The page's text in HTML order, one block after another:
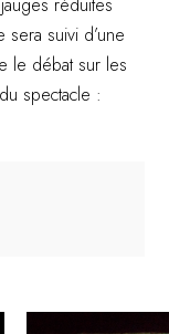
suivi d’une
le débat sur les
spectacle :